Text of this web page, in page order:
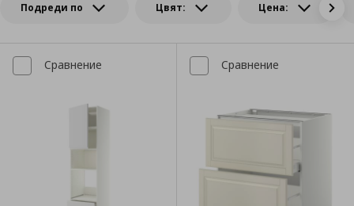
Подреди по Цвят: Цена:
Сравнение Сравнение